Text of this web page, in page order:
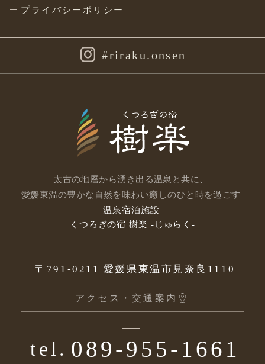
プライバシーポリシー
#riraku.onsen
太古の地層から湧き出る温泉と共に、
愛媛東温の豊かな自然を味わい癒しのひと時を過ごす
温泉宿泊施設
くつろぎの宿 樹楽 -じゅらく-
〒791-0211 愛媛県東温市見奈良1110
アクセス・交通案内
tel. 089-955-1661